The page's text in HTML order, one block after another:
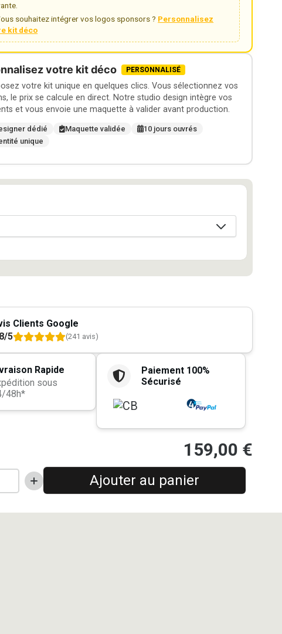
souhaitez intégrer vos logos sponsors ? Personnalisez
kit déco
votre kit déco PERSONNALISÉ
votre kit unique en quelques clics. Vous sélectionnez vos
le prix se calcule en direct. Notre studio design intègre vos
et vous envoie une maquette à valider avant production.
dédié Maquette validée
10 jours ouvrés
unique
Clients Google
5
(241 avis)
Rapide
sous
48h*
Paiement 100%
Sécurisé
159,00 €
Ajouter au panier